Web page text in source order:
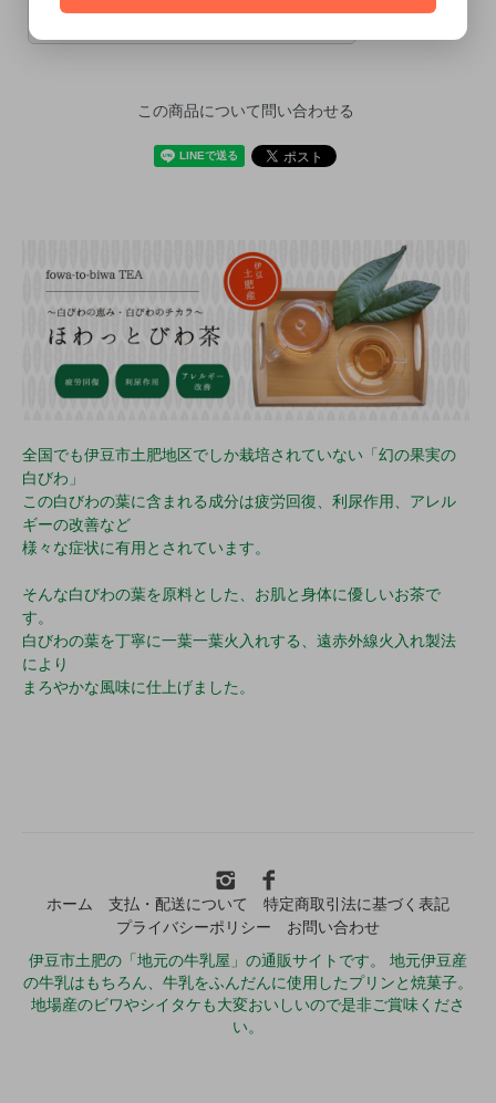
カートに入れる
この商品について問い合わせる
全国でも伊豆市土肥地区でしか栽培されていない「幻の果実の
白びわ」
この白びわの葉に含まれる成分は疲労回復、利尿作用、アレル
ギーの改善など
様々な症状に有用とされています。
そんな白びわの葉を原料とした、お肌と身体に優しいお茶で
す。
白びわの葉を丁寧に一葉一葉火入れする、遠赤外線火入れ製法
により
まろやかな風味に仕上げました。
ホーム 支払・配送について
特定商取引法に基づく表記
プライバシーポリシー
お問い合わせ
伊豆市土肥の「地元の牛乳屋」の通販サイトです。 地元伊豆産
の牛乳はもちろん、牛乳をふんだんに使用したプリンと焼菓子。
地場産のビワやシイタケも大変おいしいので是非ご賞味くださ
い。